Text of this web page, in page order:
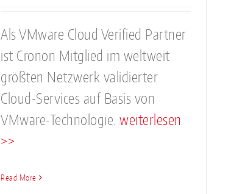
Als VMware Cloud Verified Partner
ist Cronon Mitglied im weltweit
größten Netzwerk validierter
Cloud-Services auf Basis von
VMware-Technologie. weiterlesen
>>
Read More